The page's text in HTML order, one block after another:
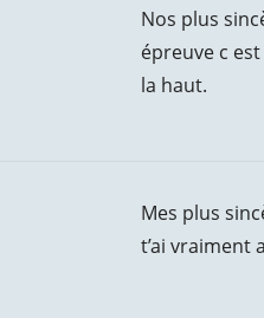
Nos plus
épreuve c
la haut.
Mes plus
t’ai vraiment